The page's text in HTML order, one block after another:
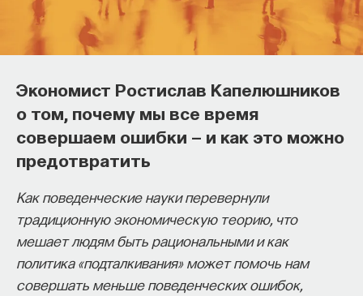
Экономист Ростислав Капелюшников
о том, почему мы все время
совершаем ошибки — и как это можно
предотвратить
Как поведенческие науки перевернули
традиционную экономическую теорию, что
мешает людям быть рациональными и как
политика «подталкивания» может помочь нам
совершать меньше поведенческих ошибок,